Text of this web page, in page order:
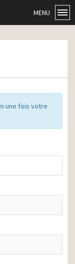
MENU
une fois votre